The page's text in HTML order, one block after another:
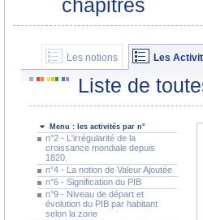
chapitres
Les notions Les
Liste de
Menu : les activités par n°
n°2 - L'irrégularité de la
croissance mondiale depuis
1820.
n°4 - La notion de Valeur Ajoutée
n°6 - Signification du PIB
n°9 - Niveau de départ et
évolution du PIB par habitant
selon la zone